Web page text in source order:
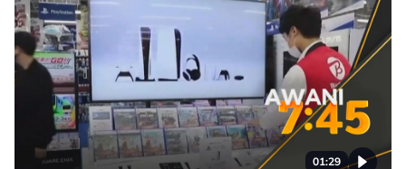
01:29